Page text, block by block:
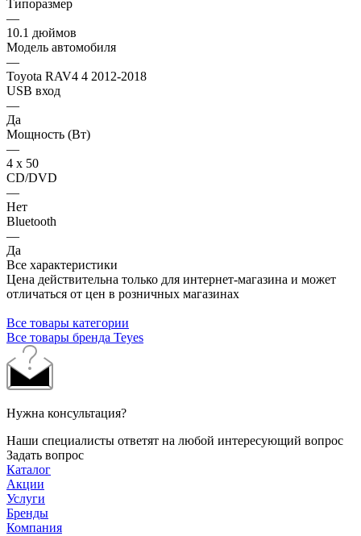
Типоразмер
—
10.1 дюймов
Модель автомобиля
—
Toyota RAV4 4 2012-2018
USB вход
—
Да
Мощность (Вт)
—
4 х 50
CD/DVD
—
Нет
Bluetooth
—
Да
Все характеристики
Цена действительна только для интернет-магазина и может
отличаться от цен в розничных магазинах
Все товары категории
Все товары бренда Teyes
Нужна консультация?
Наши специалисты ответят на любой интересующий вопрос
Задать вопрос
Каталог
Акции
Услуги
Бренды
Компания